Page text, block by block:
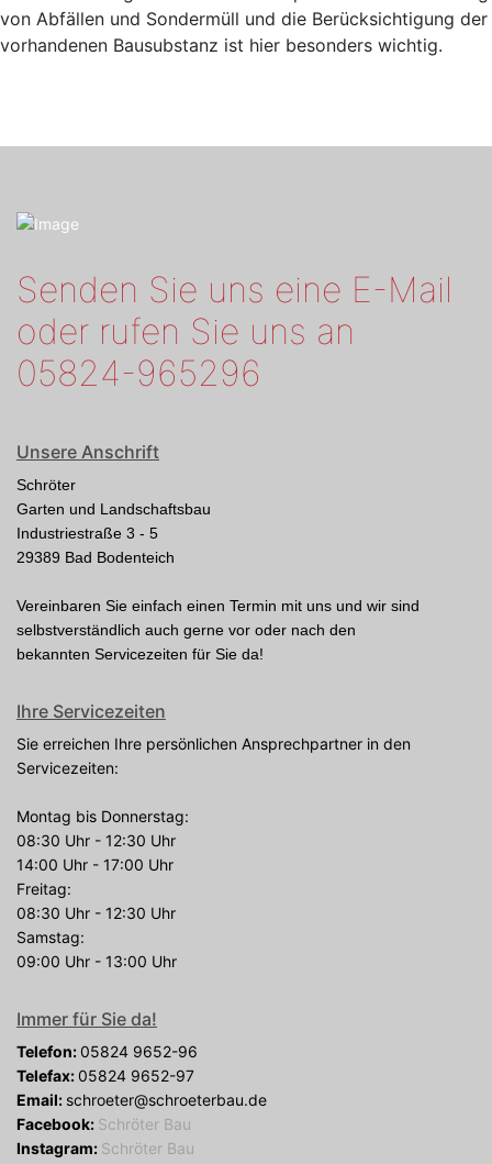
von Abfällen und Sondermüll und die Berücksichtigung der
vorhandenen Bausubstanz ist hier besonders wichtig.
Senden Sie uns eine E-Mail
oder rufen Sie uns an
05824-965296
Unsere Anschrift
Schröter
Garten und Landschaftsbau
Industriestraße 3 - 5
29389 Bad Bodenteich
Vereinbaren Sie einfach einen Termin mit uns und wir sind
selbstverständlich auch gerne vor oder nach den
bekannten Servicezeiten für Sie da!
Ihre Servicezeiten
Sie erreichen Ihre persönlichen Ansprechpartner in den
Servicezeiten:
Montag bis Donnerstag:
08:30 Uhr - 12:30 Uhr
14:00 Uhr - 17:00 Uhr
Freitag:
08:30 Uhr - 12:30 Uhr
Samstag:
09:00 Uhr - 13:00 Uhr
Immer für Sie da!
Telefon:05824 9652-96
Telefax:05824 9652-97
Email: schroeter@schroeterbau.de
Facebook: Schröter Bau
Instagram: Schröter Bau